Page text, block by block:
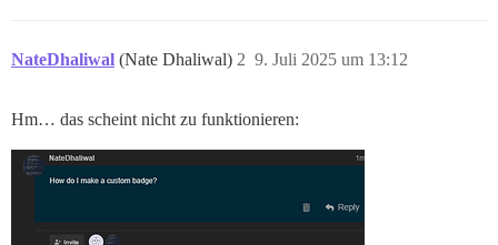
NateDhaliwal (Nate Dhaliwal) 9. Juli 2025 um 13:12
2
Hm… das scheint nicht zu funktionieren: